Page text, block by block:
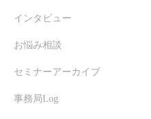
インタビュー
お悩み相談
セミナーアーカイブ
事務局Log